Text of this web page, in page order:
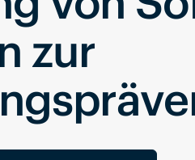
zur